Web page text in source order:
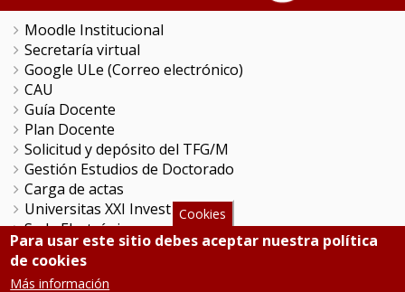
Moodle Institucional
Secretaría virtual
Google ULe (Correo electrónico)
CAU
Guía Docente
Plan Docente
Solicitud y depósito del TFG/M
Gestión Estudios de Doctorado
Carga de actas
Universitas XXI Investigación
Sede Electrónica
Tramitador unileon
Perfil del Contratante
Cookies
Para usar este sitio debes aceptar nuestra política
de cookies
Más información